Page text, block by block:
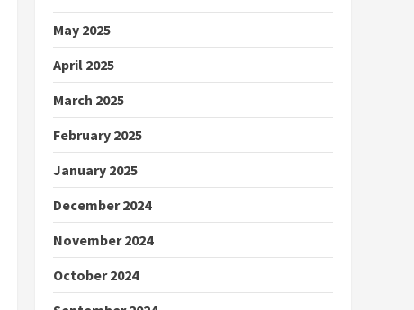
May 2025
April 2025
March 2025
February 2025
January 2025
December 2024
November 2024
October 2024